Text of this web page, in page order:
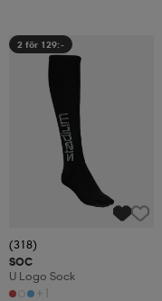
2 för 129:-
(318)
SOC
U Logo Sock
+1